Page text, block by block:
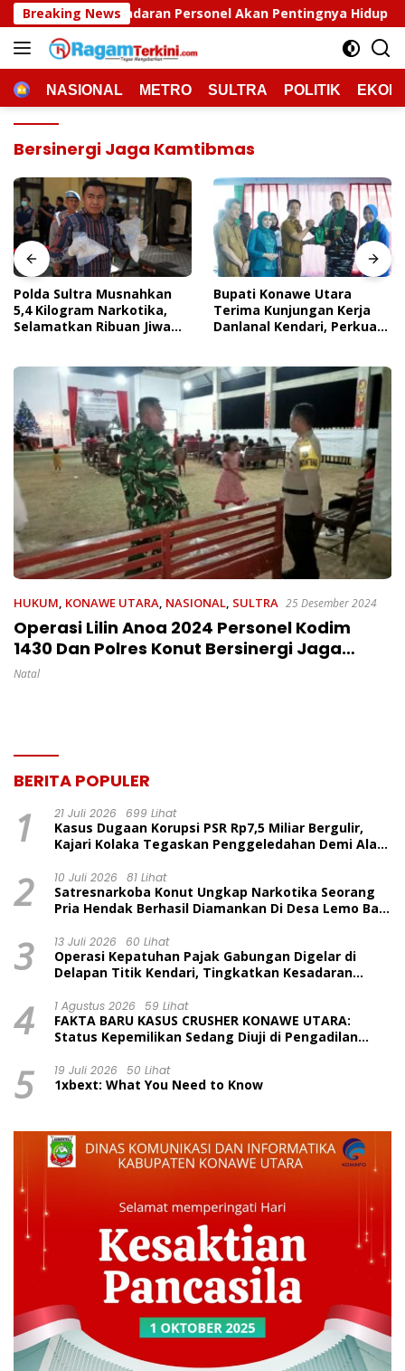
Langsung
ke
konten
Breaking News
Personel Akan Pentingnya Hidup Sehat Polda
HOMENASIONAL METRO SULTRA POLITIK
Bersinergi Jaga Kamtibmas
Polda Sultra Musnahkan
5,4 Kilogram Narkotika,
Selamatkan Ribuan Jiwa
Bupati Konawe Utara
Terima Kunjungan Kerja
Danlanal Kendari, Perkuat
HUKUM, KONAWE UTARA, NASIONAL, SULTRA 25 Desember 2024
Operasi Lilin Anoa 2024 Personel Kodim
1430 Dan Polres Konut Bersinergi Jaga
Kamtibmas Ibadah Natal Jamaat Gereja
Natal
BERITA POPULER
1 21 Juli 2026 699 Lihat
Kasus Dugaan Korupsi PSR Rp7,5 Miliar Bergulir,
Kajari Kolaka Tegaskan Penggeledahan Demi Alat
2 10 Juli 2026 81 Lihat
Satresnarkoba Konut Ungkap Narkotika Seorang
Pria Hendak Berhasil Diamankan Di Desa Lemo Bajo
3 13 Juli 2026 60 Lihat
Operasi Kepatuhan Pajak Gabungan Digelar di
Delapan Titik Kendari, Tingkatkan Kesadaran
4 1 Agustus 2026 59 Lihat
FAKTA BARU KASUS CRUSHER KONAWE UTARA:
Status Kepemilikan Sedang Diuji di Pengadilan
Dinilai Prematur
5 19 Juli 2026 50 Lihat
1xbext: What You Need to Know